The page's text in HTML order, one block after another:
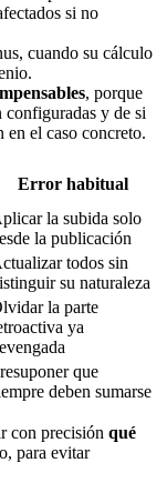
si no
cuando su cálculo
, porque
configuradas y de si
en el caso concreto.
Error habitual
la subida solo
la publicación
todos sin
su naturaleza
la parte
ya
que
deben sumarse
con precisión qué
para evitar